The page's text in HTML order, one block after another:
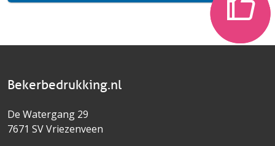
Bekerbedrukking.nl
De Watergang 29
7671 SV Vriezenveen